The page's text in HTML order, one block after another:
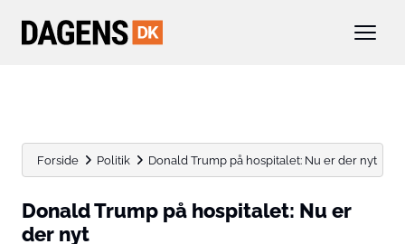
Forside Politik Donald Trump på hospitalet: Nu er der nyt
Donald Trump på hospitalet: Nu er
der nyt